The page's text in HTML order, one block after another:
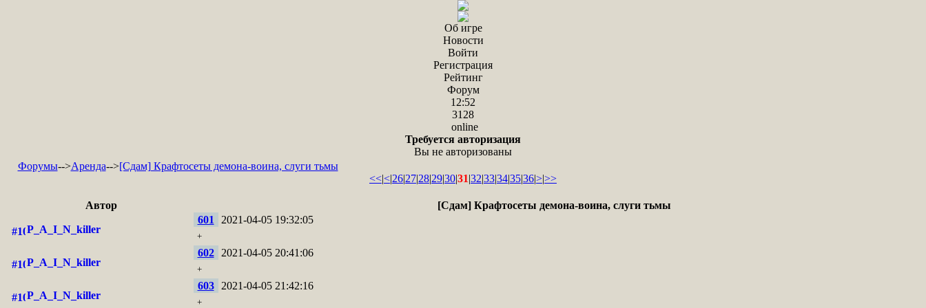
Об игре
Новости
Войти
Регистрация
Рейтинг
Форум
12:52
3128
online
Требуется авторизация
Вы не авторизованы
Форумы-->Аренда-->[Сдам] Крафтосеты демона-воина, слуги тьмы
<<|<|26|27|28|29|30|31|32|33|34|35|36|>|>>
Автор [Сдам] Крафтосеты демона-воина, слуги тьмы
P_A_I_N_killer
601 2021-04-05 19:32:05
+
P_A_I_N_killer
602 2021-04-05 20:41:06
+
P_A_I_N_killer
603 2021-04-05 21:42:16
+